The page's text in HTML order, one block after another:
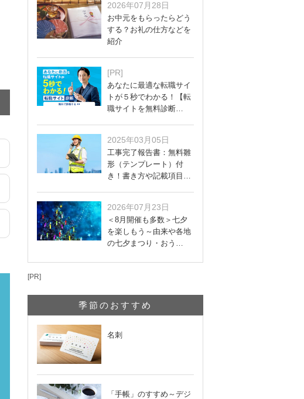
2026年07月28日
お中元をもらったらどう
する？お礼の仕方などを
紹介
[PR]
あなたに最適な転職サイ
トが５秒でわかる！【転
職サイトを無料診断…
2025年03月05日
工事完了報告書：無料雛
形（テンプレート）付
き！書き方や記載項目…
2026年07月23日
＜8月開催も多数＞七夕
を楽しもう～由来や各地
の七夕まつり・おう…
[PR]
季節のおすすめ
名刺
「手帳」のすすめ～デジ